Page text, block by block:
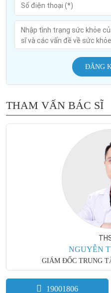
ĐĂNG
THAM VẤN BÁC SĨ
NGUYỄN
GIÁM ĐỐC TRUNG
19001806